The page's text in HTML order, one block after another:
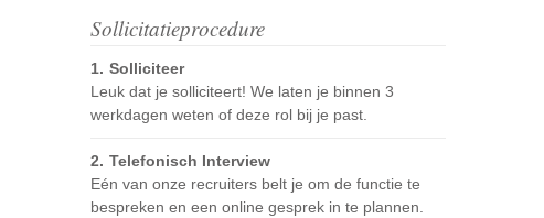
Sollicitatieprocedure
Solliciteer
Leuk dat je solliciteert! We laten je binnen 3
werkdagen weten of deze rol bij je past.
Telefonisch Interview
Eén van onze recruiters belt je om de functie te
bespreken en een online gesprek in te plannen.